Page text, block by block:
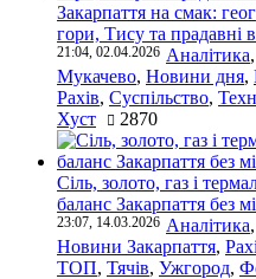
Закарпаття на смак:
гори, Тису та прадавні
21:04, 02.04.2026 Аналітика,
Мукачево, Новини дня,
Рахів, Суспільство,
Хуст
2870
Сіль, золото, газ і
баланс Закарпаття без
23:07, 14.03.2026 Аналітика,
Новини Закарпаття,
ТОП, Тячів, Ужгород,